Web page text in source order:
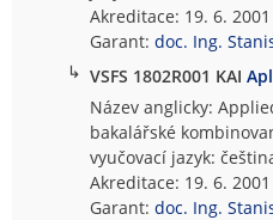
Akreditace: 19. 6.
Garant:doc. Ing.
↳ VSFS 1802R001 KAI
Název anglicky:
bakalářské
vyučovací jazyk:
Akreditace: 19. 6.
Garant:doc. Ing.